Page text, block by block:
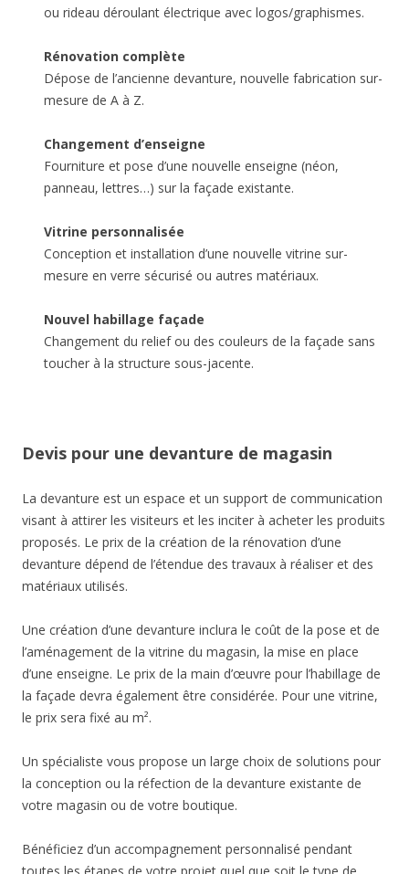
ou rideau déroulant électrique avec logos/graphismes.
Rénovation complète
Dépose de l’ancienne devanture, nouvelle fabrication sur-
mesure de A à Z.
Changement d’enseigne
Fourniture et pose d’une nouvelle enseigne (néon,
panneau, lettres…) sur la façade existante.
Vitrine personnalisée
Conception et installation d’une nouvelle vitrine sur-
mesure en verre sécurisé ou autres matériaux.
Nouvel habillage façade
Changement du relief ou des couleurs de la façade sans
toucher à la structure sous-jacente.
Devis pour une devanture de magasin
La devanture est un espace et un support de communication
visant à attirer les visiteurs et les inciter à acheter les produits
proposés. Le prix de la création de la rénovation d’une
devanture dépend de l’étendue des travaux à réaliser et des
matériaux utilisés.
Une création d’une devanture inclura le coût de la pose et de
l’aménagement de la vitrine du magasin, la mise en place
d’une enseigne. Le prix de la main d’œuvre pour l’habillage de
la façade devra également être considérée. Pour une vitrine,
le prix sera fixé au m².
Un spécialiste vous propose un large choix de solutions pour
la conception ou la réfection de la devanture existante de
votre magasin ou de votre boutique.
Bénéficiez d’un accompagnement personnalisé pendant